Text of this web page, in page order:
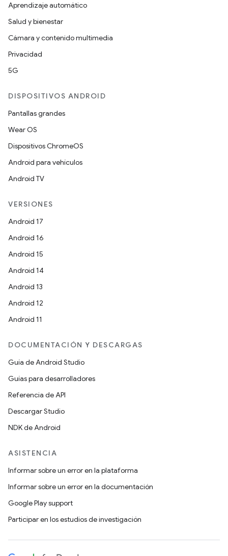
Aprendizaje automático
Salud y bienestar
Cámara y contenido multimedia
Privacidad
5G
DISPOSITIVOS ANDROID
Pantallas grandes
Wear OS
Dispositivos ChromeOS
Android para vehículos
Android TV
VERSIONES
Android 17
Android 16
Android 15
Android 14
Android 13
Android 12
Android 11
DOCUMENTACIÓN Y DESCARGAS
Guía de Android Studio
Guías para desarrolladores
Referencia de API
Descargar Studio
NDK de Android
ASISTENCIA
Informar sobre un error en la plataforma
Informar sobre un error en la documentación
Google Play support
Participar en los estudios de investigación